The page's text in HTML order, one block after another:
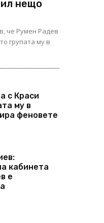
нещо
че Румен Радев
групата му в
с Краси
му в
феновете
кабинета
е